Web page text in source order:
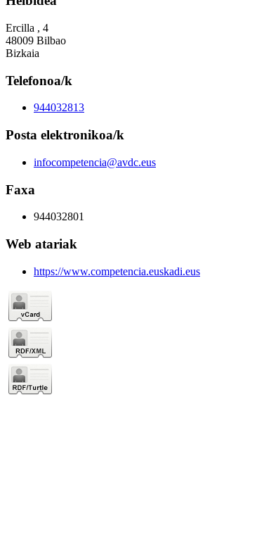
Ercilla , 4
48009 Bilbao
Bizkaia
Telefonoa/k
944032813
Posta elektronikoa/k
infocompetencia@avdc.eus
Faxa
944032801
Web atariak
https://www.competencia.euskadi.eus